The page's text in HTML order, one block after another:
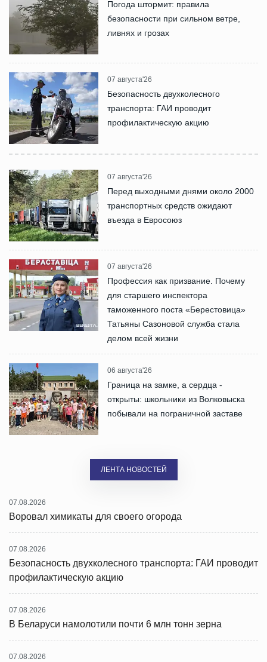
Погода штормит: правила
безопасности при сильном ветре,
ливнях и грозах
07 августа'26
Безопасность двухколесного
транспорта: ГАИ проводит
профилактическую акцию
07 августа'26
Перед выходными днями около 2000
транспортных средств ожидают
въезда в Евросоюз
07 августа'26
Профессия как призвание. Почему
для старшего инспектора
таможенного поста «Берестовица»
Татьяны Сазоновой служба стала
делом всей жизни
06 августа'26
Граница на замке, а сердца -
открыты: школьники из Волковыска
побывали на пограничной заставе
ЛЕНТА НОВОСТЕЙ
07.08.2026
Воровал химикаты для своего огорода
07.08.2026
Безопасность двухколесного транспорта: ГАИ проводит
профилактическую акцию
07.08.2026
В Беларуси намолотили почти 6 млн тонн зерна
07.08.2026